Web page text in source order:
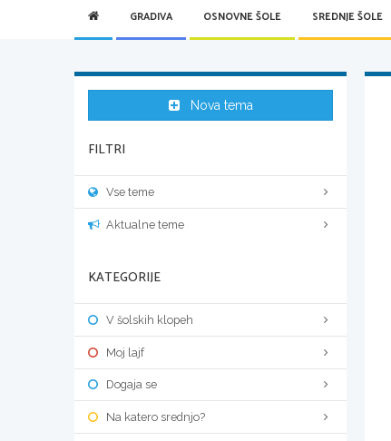
GRADIVA OSNOVNE ŠOLE SREDNJE ŠOLE
Nova tema
FILTRI
Vse teme
Aktualne teme
KATEGORIJE
V šolskih klopeh
Moj lajf
Dogaja se
Na katero srednjo?